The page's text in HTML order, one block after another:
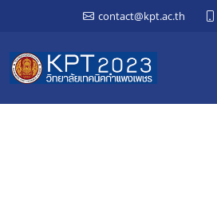
contact@kpt.ac.th